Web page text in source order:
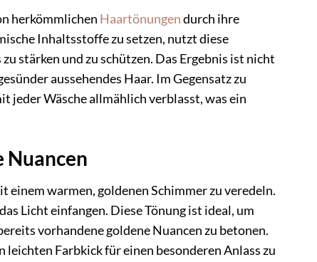
herkömmlichen Haartönungendurch ihre
Inhaltsstoffe zu setzen, nutzt diese
stärken und zu schützen. Das Ergebnis ist nicht
aussehendes Haar. Im Gegensatz zu
jeder Wäsche allmählich verblasst, was ein
Nuancen
warmen, goldenen Schimmer zu veredeln.
Licht einfangen. Diese Tönung ist ideal, um
vorhandene goldene Nuancen zu betonen.
Farbkick für einen besonderen Anlass zu